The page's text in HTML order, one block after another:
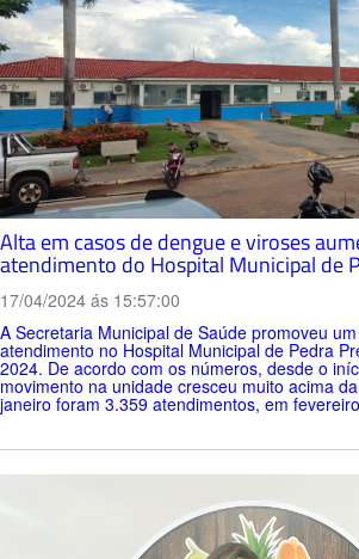
Alta em casos de dengue e viroses
atendimento do Hospital Municipal de
17/04/2024 ás 15:57:00
A Secretaria Municipal de Saúde promoveu
atendimento no Hospital Municipal de Pedra
2024. De acordo com os números, desde o
movimento na unidade cresceu muito acima
janeiro foram 3.359 atendimentos, em